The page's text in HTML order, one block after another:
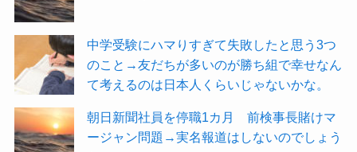
中学受験にハマりすぎて失敗したと思う3つ
のこと→友だちが多いのが勝ち組で幸せなん
て考えるのは日本人くらいじゃないかな。
朝日新聞社員を停職1カ月 前検事長賭けマ
ージャン問題→実名報道はしないのでしょう